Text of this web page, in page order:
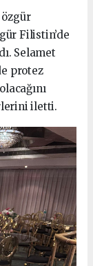
özgür
Filistin’de
Selamet
protez
iletti.